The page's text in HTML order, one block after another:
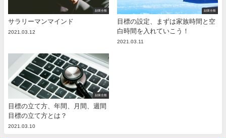
副業全般
サラリーマンマインド
2021.03.12
副業全般
目標の設定、まずは家族時間と空
白時間を入れていこう！
2021.03.11
副業全般
目標の立て方、年間、月間、週間
目標の立て方とは？
2021.03.10